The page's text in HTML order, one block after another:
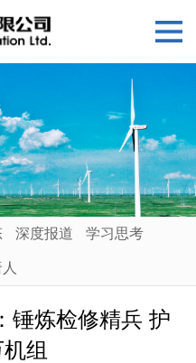
深度报道 学习思考
锤炼检修精兵 护
组